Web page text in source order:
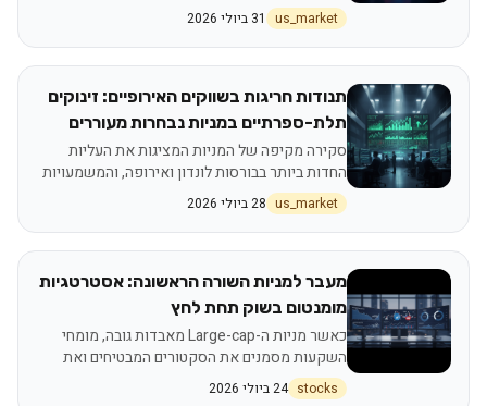
us_market 31 ביולי 2026
תנודות חריגות בשווקים האירופיים: זינוקים
תלת-ספרתיים במניות נבחרות מעוררים
עניין בקרב המשקיעים
סקירה מקיפה של המניות המציגות את העליות
החדות ביותר בבורסות לונדון ואירופה, והמשמעויות
הכלכליות מאחורי הנתונים
us_market 28 ביולי 2026
מעבר למניות השורה הראשונה: אסטרטגיות
מומנטום בשוק תחת לחץ
כאשר מניות ה-Large-cap מאבדות גובה, מומחי
השקעות מסמנים את הסקטורים המבטיחים ואת
שיטת הניהול המבוססת כללים
stocks 24 ביולי 2026